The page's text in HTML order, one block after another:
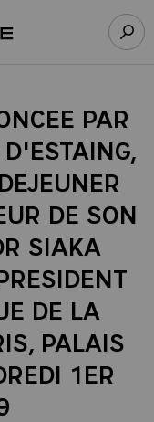
Élysée
PAR
DE SON
SIAKA
DE LA
PALAIS
1ER